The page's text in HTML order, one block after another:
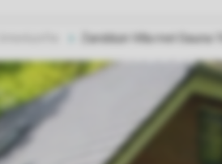
Zandduin Villa met Sauna 10